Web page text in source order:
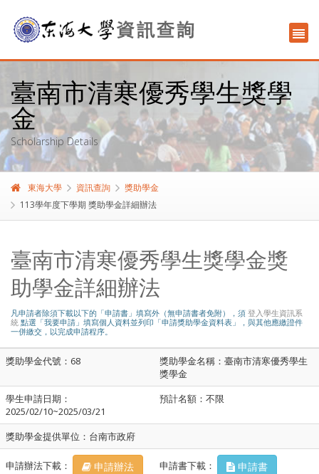
臺南市清寒優秀學生獎學
金
Scholarship Details
東海大學 資訊查詢
獎助學金
113學年度下學期 獎助學金詳細辦法
臺南市清寒優秀學生獎學金獎
助學金詳細辦法
凡申請者除須下載以下的「申請書」填寫外（無申請書者免附），須 登入學生資訊系
統 點選「我要申請」填寫個人資料並列印「申請獎助學金資料表」，與其他應繳證件
一併繳交，以完成申請程序。
獎助學金代號：68
獎助學金名稱：臺南市清寒優秀學生
獎學金
學生申請日期：
2025/02/10~2025/03/21
預計名額：不限
獎助學金提供單位：台南市政府
申請辦法下載： 申請辦法 申請書下載： 申請書